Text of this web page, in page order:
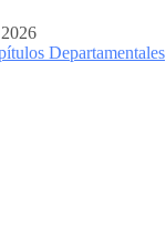
Departamentales